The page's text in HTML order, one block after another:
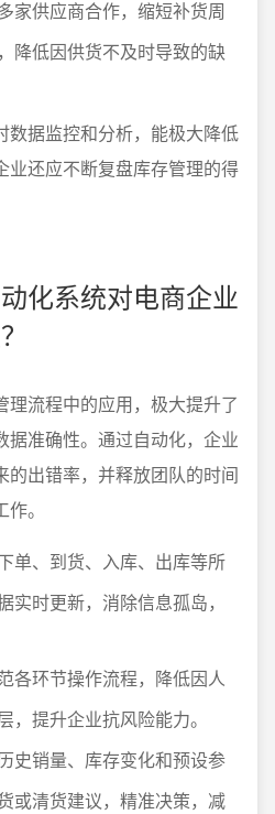
家供应商合作，缩短补货周
降低因供货不及时导致的缺
数据监控和分析，能极大降低
业还应不断复盘库存管理的得
化系统对电商企业
理流程中的应用，极大提升了
据准确性。通过自动化，企业
的出错率，并释放团队的时间
。
单、到货、入库、出库等所
实时更新，消除信息孤岛，
各环节操作流程，降低因人
，提升企业抗风险能力。
史销量、库存变化和预设参
或清货建议，精准决策，减